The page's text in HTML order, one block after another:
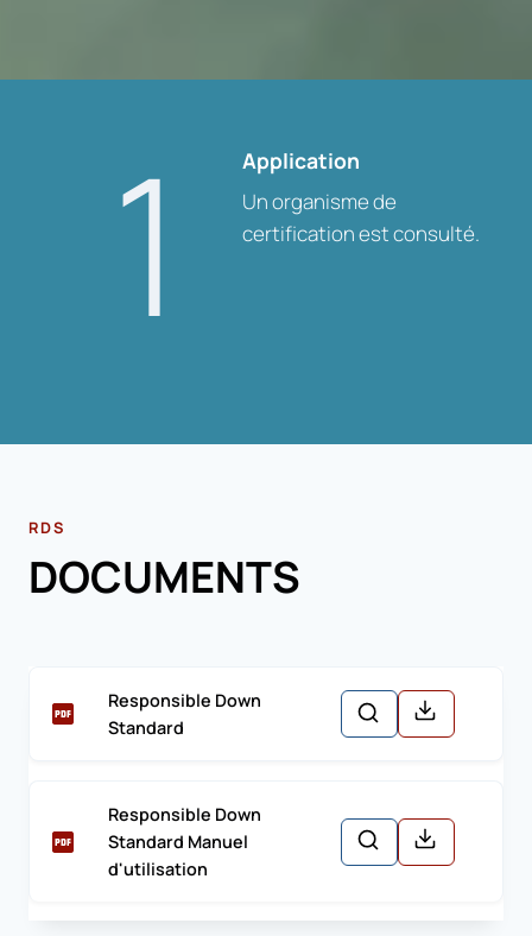
1 Application
Un organisme de
certification est consulté.
RDS
DOCUMENTS
Responsible Down
Standard
Responsible Down
Standard Manuel
d'utilisation